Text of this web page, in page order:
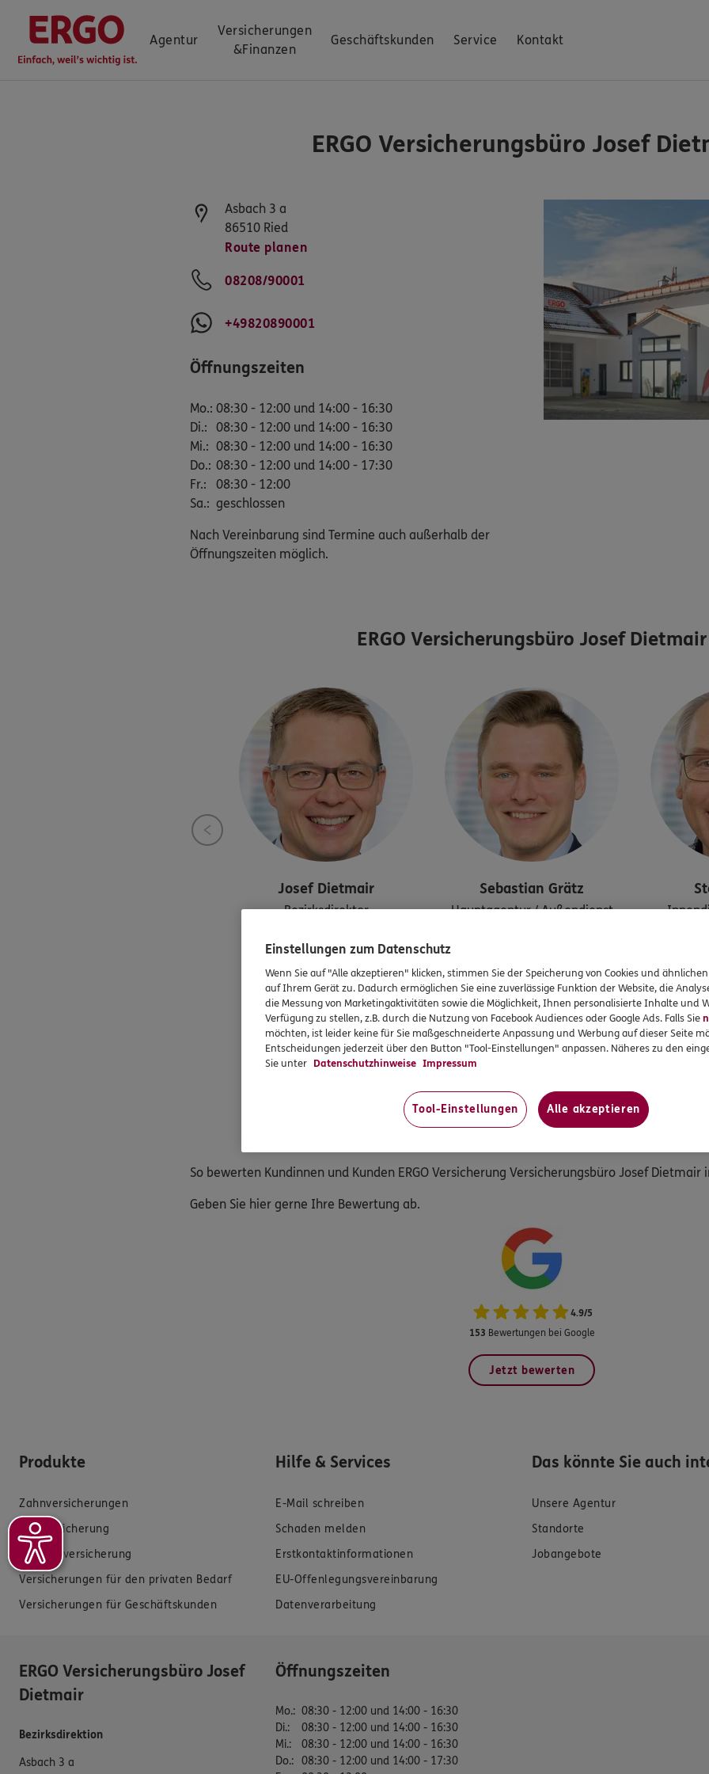
Agentur
Versicherungen
&Finanzen
Geschäftskunden Service Kontakt
ERGO Versicherungsbüro Josef
Asbach 3 a
86510 Ried
Route planen
08208/90001
+49820890001
Öffnungszeiten
Mo.: 08:30 - 12:00 und 14:00 - 16:30
Di.:
08:30 - 12:00 und 14:00 - 16:30
Mi.: 08:30 - 12:00 und 14:00 - 16:30
Do.: 08:30 - 12:00 und 14:00 - 17:30
Fr.:
08:30 - 12:00
Sa.: geschlossen
Nach Vereinbarung sind Termine auch außerhalb der
Öffnungszeiten möglich.
ERGO Versicherungsbüro Josef Dietmair
Josef Dietmair
Bezirksdirektor
08208/90001
Sebastian Grätz
Hauptagentur / Außendienst
KUNDENZUFRIEDENHEIT
Bewerten Sie hier
So bewerten Kundinnen und Kunden ERGO Versicherung Versicherungsbüro Josef Dietmair
Geben Sie hier gerne Ihre Bewertung ab.
4.9/5
153 Bewertungen bei Google
Jetzt bewerten
Produkte
Zahnversicherungen
Kfz-Versicherung
Krankenversicherung
Versicherungen für den privaten Bedarf
Versicherungen für Geschäftskunden
Hilfe & Services
E-Mail schreiben
Schaden melden
Erstkontaktinformationen
EU-Offenlegungsvereinbarung
Datenverarbeitung
Das könnte Sie auch
Unsere Agentur
Standorte
Jobangebote
ERGO Versicherungsbüro Josef
Dietmair
Bezirksdirektion
Asbach 3 a
Öffnungszeiten
Mo.: 08:30 - 12:00 und 14:00 - 16:30
Di.:
08:30 - 12:00 und 14:00 - 16:30
Mi.:
08:30 - 12:00 und 14:00 - 16:30
Do.: 08:30 - 12:00 und 14:00 - 17:30
Einstellungen zum Datenschutz
Wenn Sie auf "Alle akzeptieren" klicken, stimmen Sie der Speicherung von Cookies und
auf Ihrem Gerät zu. Dadurch ermöglichen Sie eine zuverlässige Funktion der Website, die
die Messung von Marketingaktivitäten sowie die Möglichkeit, Ihnen personalisierte Inhalte und
Verfügung zu stellen, z.B. durch die Nutzung von Facebook Audiences oder Google Ads. Falls Sie
möchten, ist leider keine für Sie maßgeschneiderte Anpassung und Werbung auf dieser Seite
Entscheidungen jederzeit über den Button "Tool-Einstellungen" anpassen. Näheres zu den
Sie unter Datenschutzhinweise Impressum
Tool-Einstellungen Alle akzeptieren